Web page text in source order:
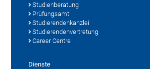
Studienberatung
Prüfungsamt
Studierendenkanzlei
Studierendenvertretung
Career Centre
Dienste